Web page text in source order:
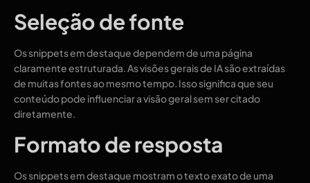
Seleção de fonte
Os snippets em destaque dependem de uma página
claramente estruturada. As visões gerais de IA são extraídas
de muitas fontes ao mesmo tempo. Isso significa que seu
conteúdo pode influenciar a visão geral sem ser citado
diretamente.
Formato de resposta
Os snippets em destaque mostram o texto exato de uma